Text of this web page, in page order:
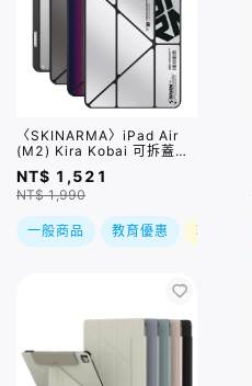
〈SKINARMA〉iPad Air
(M2) Kira Kobai 可拆蓋帶
筆槽平板保護套 / 三款,兩種
尺寸
NT$ 1,521
NT$ 1,990
一般商品 教育優惠 現折